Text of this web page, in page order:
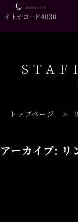
トップページ >
アーカイブ: リ